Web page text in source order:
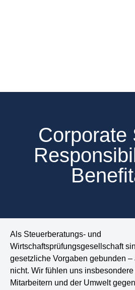
Corporate
Als Steuerberatungs- und
Wirtschaftsprüfungsgesellschaft
gesetzliche Vorgaben gebunden –
nicht. Wir fühlen uns
Mitarbeitern und der Umwelt